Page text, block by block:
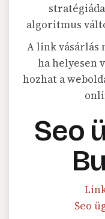
algoritmus
A link vásárlás
ha helyesen
hozhat a
Seo
Seo